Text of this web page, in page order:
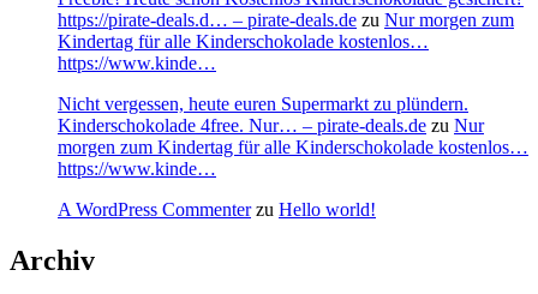
https://pirate-deals.d… – pirate-deals.de zu Nur morgen zum
Kindertag für alle Kinderschokolade kostenlos…
https://www.kinde…
Nicht vergessen, heute euren Supermarkt zu plündern.
Kinderschokolade 4free. Nur… – pirate-deals.de zu Nur
morgen zum Kindertag für alle Kinderschokolade kostenlos…
https://www.kinde…
A WordPress Commenterzu Hello world!
Archiv